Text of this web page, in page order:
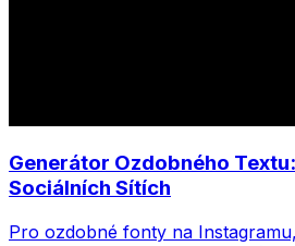
Generátor Ozdobného
Sociálních Sítích
Pro ozdobné fonty na